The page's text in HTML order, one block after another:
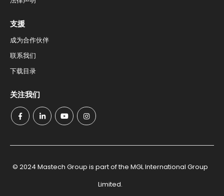
支援​
成为合作伙伴
联系我们​
下载目录​
关注我们
© 2024 Mastech Group is part of the MGL International Group
Limited.